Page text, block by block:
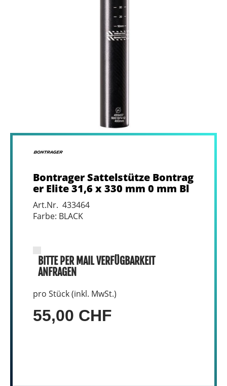
Bontrager Sattelstütze Bontrag
er Elite 31,6 x 330 mm 0 mm Bl
Art.Nr. 433464
Farbe: BLACK
BITTE PER MAIL VERFÜGBARKEIT
ANFRAGEN
pro Stück (inkl. MwSt.)
55,00 CHF